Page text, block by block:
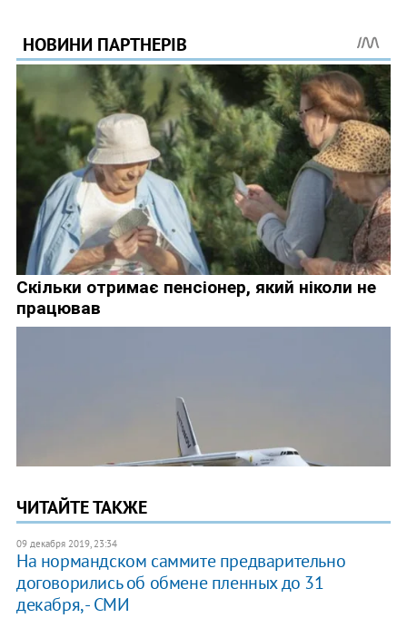
ЧИТАЙТЕ ТАКЖЕ
09 декабря 2019, 23:34
На нормандском саммите предварительно
договорились об обмене пленных до 31
декабря, - СМИ